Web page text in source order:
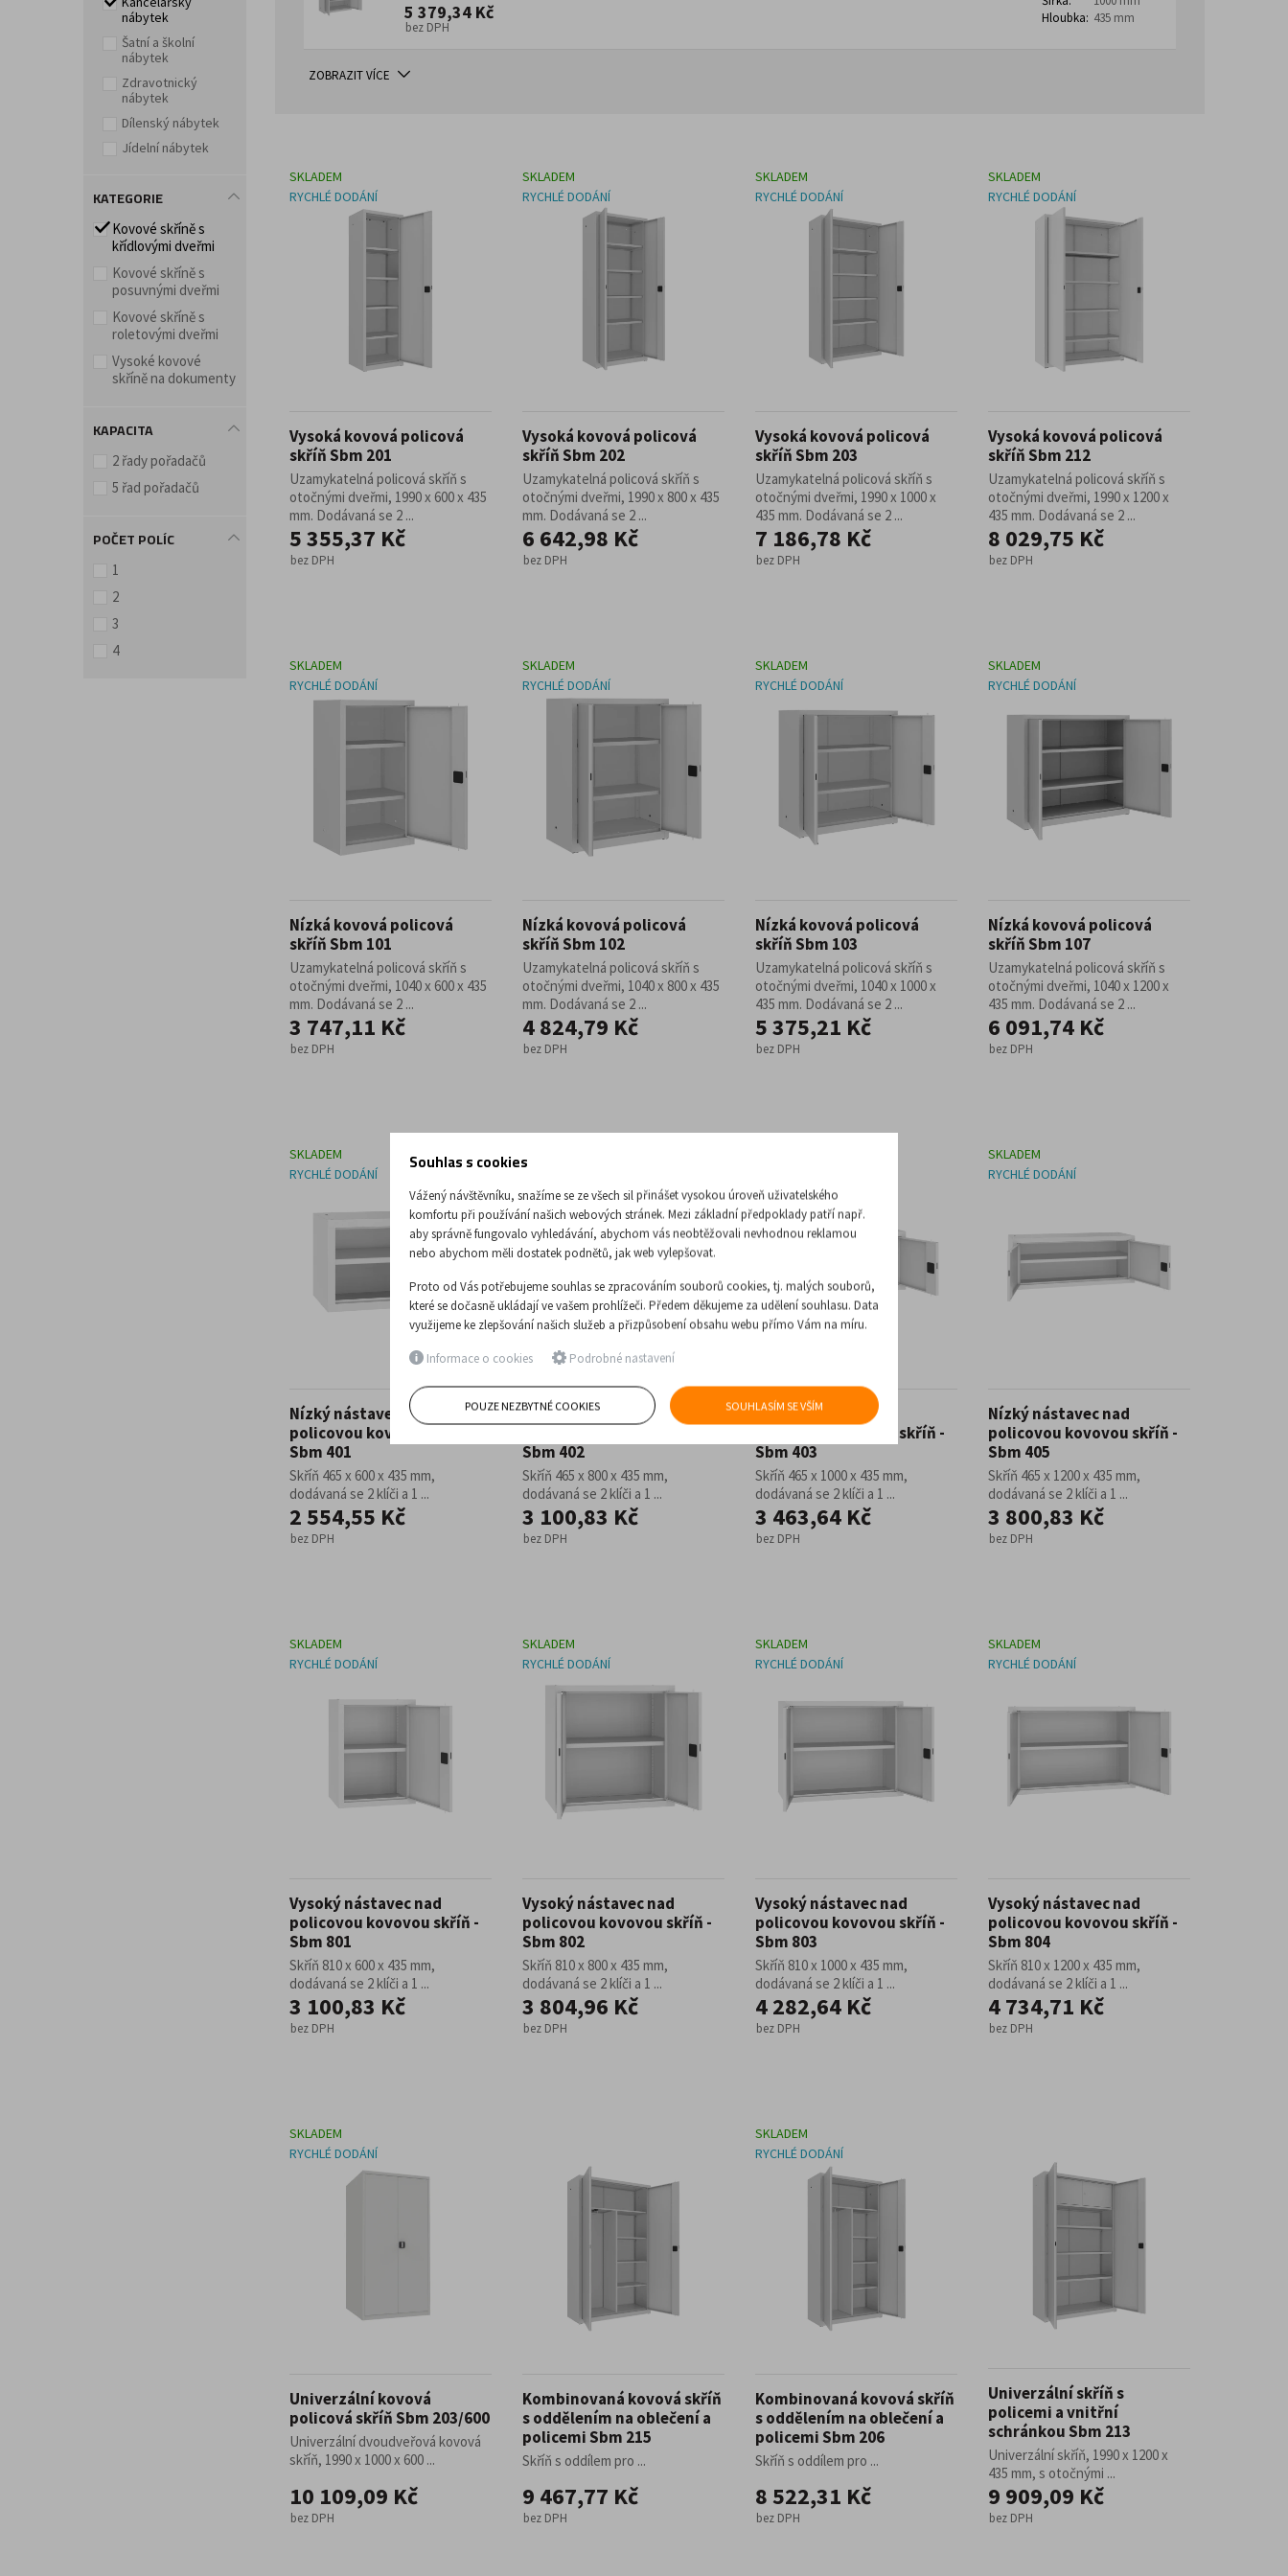
nábytek
Šatní a školní
nábytek
Zdravotnický
nábytek
Dílenský nábytek
Jídelní nábytek
KATEGORIE
Kovové skříně s
křídlovými dveřmi
Kovové skříně s
posuvnými dveřmi
Kovové skříně s
roletovými dveřmi
Vysoké kovové
skříně na dokumenty
KAPACITA
2 řady pořadačů
5 řad pořadačů
POČET POLÍC
1
2
3
4
5 379,34 Kč
bez DPH
Hloubka: 435 mm
ZOBRAZIT VÍCE
SKLADEM
RYCHLÉ DODÁNÍ
Vysoká kovová policová
skříň Sbm 201
Uzamykatelná policová skříň s
otočnými dveřmi, 1990 x 600 x 435
mm. Dodávaná se 2 ...
5 355,37 Kč
bez DPH
SKLADEM
RYCHLÉ DODÁNÍ
Vysoká kovová policová
skříň Sbm 202
Uzamykatelná policová skříň s
otočnými dveřmi, 1990 x 800 x 435
mm. Dodávaná se 2 ...
6 642,98 Kč
bez DPH
SKLADEM
RYCHLÉ DODÁNÍ
Vysoká kovová policová
skříň Sbm 203
Uzamykatelná policová skříň s
otočnými dveřmi, 1990 x 1000 x
435 mm. Dodávaná se 2 ...
7 186,78 Kč
bez DPH
SKLADEM
RYCHLÉ DODÁNÍ
Vysoká kovová policová
skříň Sbm 212
Uzamykatelná policová skříň s
otočnými dveřmi, 1990 x 1200 x
435 mm. Dodávaná se 2 ...
8 029,75 Kč
bez DPH
SKLADEM
RYCHLÉ DODÁNÍ
Nízká kovová policová
skříň Sbm 101
Uzamykatelná policová skříň s
otočnými dveřmi, 1040 x 600 x 435
mm. Dodávaná se 2 ...
3 747,11 Kč
bez DPH
SKLADEM
RYCHLÉ DODÁNÍ
Nízká kovová policová
skříň Sbm 102
Uzamykatelná policová skříň s
otočnými dveřmi, 1040 x 800 x 435
mm. Dodávaná se 2 ...
4 824,79 Kč
bez DPH
SKLADEM
RYCHLÉ DODÁNÍ
Nízká kovová policová
skříň Sbm 103
Uzamykatelná policová skříň s
otočnými dveřmi, 1040 x 1000 x
435 mm. Dodávaná se 2 ...
5 375,21 Kč
bez DPH
SKLADEM
RYCHLÉ DODÁNÍ
Nízká kovová policová
skříň Sbm 107
Uzamykatelná policová skříň s
otočnými dveřmi, 1040 x 1200 x
435 mm. Dodávaná se 2 ...
6 091,74 Kč
bez DPH
SKLADEM
RYCHLÉ DODÁNÍ
Nízký nástavec nad
policovou kovovou skříň -
Sbm 401
Skříň 465 x 600 x 435 mm,
dodávaná se 2 klíči a 1 ...
2 554,55 Kč
bez DPH
Nízký nástavec nad
Sbm 402
Skříň 465 x 800 x 435 mm,
dodávaná se 2 klíči a 1 ...
3 100,83 Kč
bez DPH
Nízký nástavec nad
policovou kovovou skříň -
Sbm 403
Skříň 465 x 1000 x 435 mm,
dodávaná se 2 klíči a 1 ...
3 463,64 Kč
bez DPH
SKLADEM
RYCHLÉ DODÁNÍ
Nízký nástavec nad
policovou kovovou skříň -
Sbm 405
Skříň 465 x 1200 x 435 mm,
dodávaná se 2 klíči a 1 ...
3 800,83 Kč
bez DPH
SKLADEM
RYCHLÉ DODÁNÍ
Vysoký nástavec nad
policovou kovovou skříň -
Sbm 801
Skříň 810 x 600 x 435 mm,
dodávaná se 2 klíči a 1 ...
3 100,83 Kč
bez DPH
SKLADEM
RYCHLÉ DODÁNÍ
Vysoký nástavec nad
policovou kovovou skříň -
Sbm 802
Skříň 810 x 800 x 435 mm,
dodávaná se 2 klíči a 1 ...
3 804,96 Kč
bez DPH
SKLADEM
RYCHLÉ DODÁNÍ
Vysoký nástavec nad
policovou kovovou skříň -
Sbm 803
Skříň 810 x 1000 x 435 mm,
dodávaná se 2 klíči a 1 ...
4 282,64 Kč
bez DPH
SKLADEM
RYCHLÉ DODÁNÍ
Vysoký nástavec nad
policovou kovovou skříň -
Sbm 804
Skříň 810 x 1200 x 435 mm,
dodávaná se 2 klíči a 1 ...
4 734,71 Kč
bez DPH
SKLADEM
RYCHLÉ DODÁNÍ
Univerzální kovová
policová skříň Sbm 203/600
Univerzální dvoudveřová kovová
skříň, 1990 x 1000 x 600 ...
10 109,09 Kč
bez DPH
Kombinovaná kovová skříň
s oddělením na oblečení a
policemi Sbm 215
Skříň s oddílem pro ...
9 467,77 Kč
bez DPH
SKLADEM
RYCHLÉ DODÁNÍ
Kombinovaná kovová skříň
s oddělením na oblečení a
policemi Sbm 206
Skříň s oddílem pro ...
8 522,31 Kč
bez DPH
Univerzální skříň s
policemi a vnitřní
schránkou Sbm 213
Univerzální skříň, 1990 x 1200 x
435 mm, s otočnými ...
9 909,09 Kč
bez DPH
Souhlas s cookies
Vážený návštěvníku, snažíme se ze všech sil přinášet vysokou úroveň uživatelského
komfortu při používání našich webových stránek. Mezi základní předpoklady patří např.
aby správně fungovalo vyhledávání, abychom vás neobtěžovali nevhodnou reklamou
nebo abychom měli dostatek podnětů, jak web vylepšovat.
Proto od Vás potřebujeme souhlas se zpracováním souborů cookies, tj. malých souborů,
které se dočasně ukládají ve vašem prohlížeči. Předem děkujeme za udělení souhlasu. Data
využijeme ke zlepšování našich služeb a přizpůsobení obsahu webu přímo Vám na míru.
Informace o cookies Podrobné nastavení
POUZE NEZBYTNÉ COOKIES SOUHLASÍM SE VŠÍM